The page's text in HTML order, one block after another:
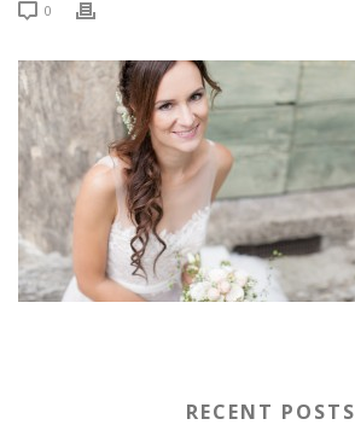
0
RECENT POSTS